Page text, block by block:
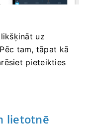
uz
tam, tāpat kā
pieteikties
lietotnē